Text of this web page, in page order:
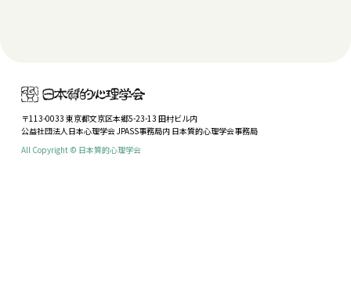
〒113-0033 東京都文京区本郷5-23-13 田村ビル内
公益社団法人日本心理学会 JPASS事務局内 日本質的心理学会事務局
All Copyright © 日本質的心理学会